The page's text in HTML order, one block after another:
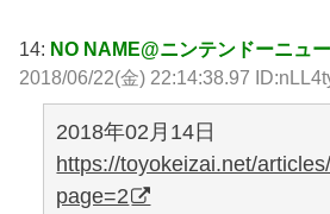
14: NO NAME@ニンテンドーニュ
2018/06/22(金) 22:14:38.97
2018年02月14日
https://toyokeizai.net/
page=2